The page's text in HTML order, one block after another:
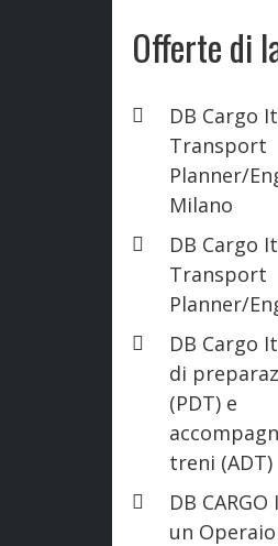
Offerte di
DB Cargo
Transport
Planner/
Milano
DB Cargo
Transport
Planner/
DB Cargo
di
(PDT) e
treni (ADT)
DB
un